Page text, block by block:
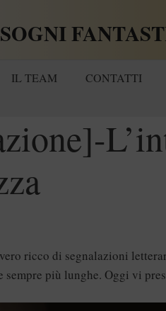
IL TEAM CONTATTI
ricco di segnalazioni
più lunghe. Oggi vi